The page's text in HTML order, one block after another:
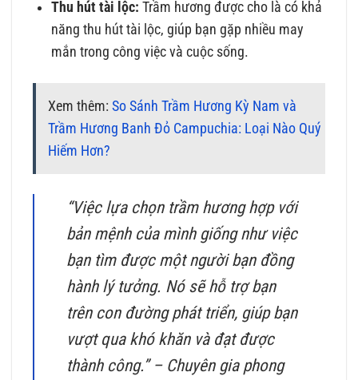
Thu hút tài lộc: Trầm hương được cho là có khả
năng thu hút tài lộc, giúp bạn gặp nhiều may
mắn trong công việc và cuộc sống.
Xem thêm:So Sánh Trầm Hương Kỳ Nam và
Trầm Hương Banh Đỏ Campuchia: Loại Nào Quý
Hiếm Hơn?
“Việc lựa chọn trầm hương hợp với
bản mệnh của mình giống như việc
bạn tìm được một người bạn đồng
hành lý tưởng. Nó sẽ hỗ trợ bạn
trên con đường phát triển, giúp bạn
vượt qua khó khăn và đạt được
thành công.” – Chuyên gia phong